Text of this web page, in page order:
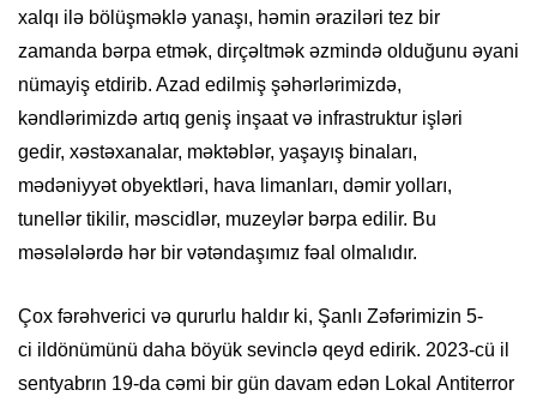
xalqı ilə bölüşməklə yanaşı, həmin əraziləri tez bir
zamanda bərpa etmək, dirçəltmək əzmində olduğunu əyani
nümayiş etdirib. Azad edilmiş şəhərlərimizdə,
kəndlərimizdə artıq geniş inşaat və infrastruktur işləri
gedir, xəstəxanalar, məktəblər, yaşayış binaları,
mədəniyyət obyektləri, hava limanları, dəmir yolları,
tunellər tikilir, məscidlər, muzeylər bərpa edilir. Bu
məsələlərdə hər bir vətəndaşımız fəal olmalıdır.
Çox fərəhverici və qururlu haldır ki, Şanlı Zəfərimizin 5-
ci ildönümünü daha böyük sevinclə qeyd edirik. 2023-cü il
sentyabrın 19-da cəmi bir gün davam edən Lokal Antiterror